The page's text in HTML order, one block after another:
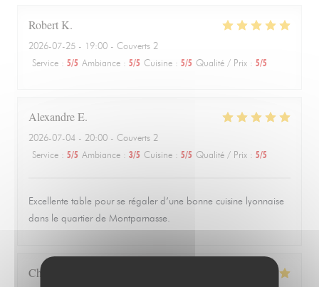
Robert K
2026-07-25 - 19:00 - Couverts 2
Service : 5/5 Ambiance : 5/5 Cuisine : 5/5 Qualité / Prix : 5/5
AlexandreE
2026-07-04 - 20:00 - Couverts 2
Service : 5/5 Ambiance : 3/5 Cuisine : 5/5 Qualité / Prix : 5/5
Excellente table pour se régaler d’une bonne cuisine lyonnaise
dans le quartier de Montparnasse.
Christopher